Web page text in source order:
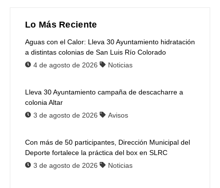
Lo Más Reciente
Aguas con el Calor: Lleva 30 Ayuntamiento hidratación
a distintas colonias de San Luis Río Colorado
4 de agosto de 2026
Noticias
Lleva 30 Ayuntamiento campaña de descacharre a
colonia Altar
3 de agosto de 2026
Avisos
Con más de 50 participantes, Dirección Municipal del
Deporte fortalece la práctica del box en SLRC
3 de agosto de 2026
Noticias